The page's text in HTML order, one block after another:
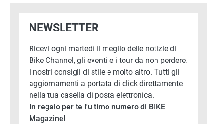
NEWSLETTER
Ricevi ogni martedì il meglio delle notizie di
Bike Channel, gli eventi e i tour da non perdere,
i nostri consigli di stile e molto altro. Tutti gli
aggiornamenti a portata di click direttamente
nella tua casella di posta elettronica.
In regalo per te l'ultimo numero di BIKE
Magazine!